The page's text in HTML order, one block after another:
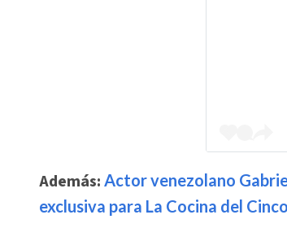
Además: Actor venezolano
exclusiva para La Cocina del Cinco